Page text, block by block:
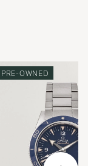
PRE-OWNED